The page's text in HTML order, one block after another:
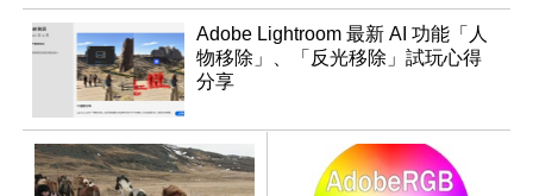
Adobe Lightroom 最新 AI 功能「人
物移除」、「反光移除」試玩心得
分享